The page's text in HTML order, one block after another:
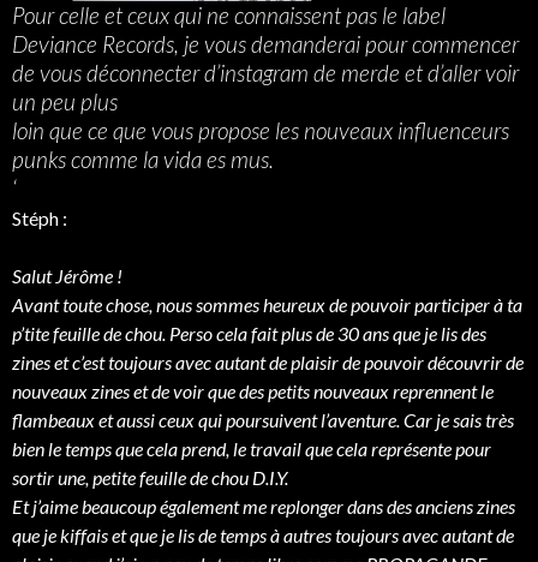
Pour celle et ceux qui ne connaissent pas le label
Deviance Records, je vous demanderai pour commencer
de vous déconnecter d’instagram de merde et d’aller voir
un peu plus
loin que ce que vous propose les nouveaux influenceurs
punks comme la vida es mus.
‘
Stéph :
Salut Jérôme !
Avant toute chose, nous sommes heureux de pouvoir participer à ta
p’tite feuille de chou. Perso cela fait plus de 30 ans que je lis des
zines et c’est toujours avec autant de plaisir de pouvoir découvrir de
nouveaux zines et de voir que des petits nouveaux reprennent le
flambeaux et aussi ceux qui poursuivent l’aventure. Car je sais très
bien le temps que cela prend, le travail que cela représente pour
sortir une, petite feuille de chou D.I.Y.
Et j’aime beaucoup également me replonger dans des anciens zines
que je kiffais et que je lis de temps à autres toujours avec autant de